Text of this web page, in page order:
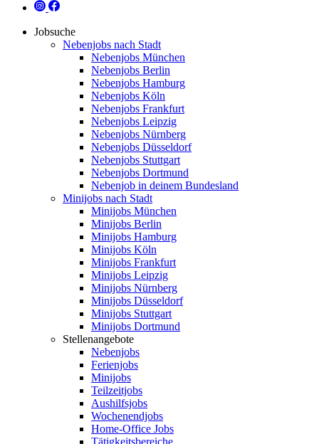
Jobsuche
Nebenjobs nach Stadt
Nebenjobs München
Nebenjobs Berlin
Nebenjobs Hamburg
Nebenjobs Köln
Nebenjobs Frankfurt
Nebenjobs Leipzig
Nebenjobs Nürnberg
Nebenjobs Düsseldorf
Nebenjobs Stuttgart
Nebenjobs Dortmund
Nebenjob in deinem Bundesland
Minijobs nach Stadt
Minijobs München
Minijobs Berlin
Minijobs Hamburg
Minijobs Köln
Minijobs Frankfurt
Minijobs Leipzig
Minijobs Nürnberg
Minijobs Düsseldorf
Minijobs Stuttgart
Minijobs Dortmund
Stellenangebote
Nebenjobs
Ferienjobs
Minijobs
Teilzeitjobs
Aushilfsjobs
Wochenendjobs
Home-Office Jobs
Tätigkeitsbereiche